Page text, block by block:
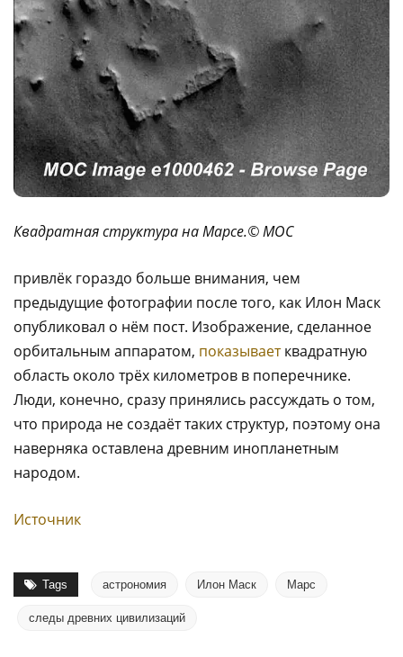
Квадратная структура на Марсе.© MOC
привлёк гораздо больше внимания, чем
предыдущие фотографии после того, как Илон Маск
опубликовал о нём пост. Изображение, сделанное
орбитальным аппаратом, показываетквадратную
область около трёх километров в поперечнике.
Люди, конечно, сразу принялись рассуждать о том,
что природа не создаёт таких структур, поэтому она
наверняка оставлена древним инопланетным
народом.
Источник
Tags астрономия Илон Маск Марс
следы древних цивилизаций